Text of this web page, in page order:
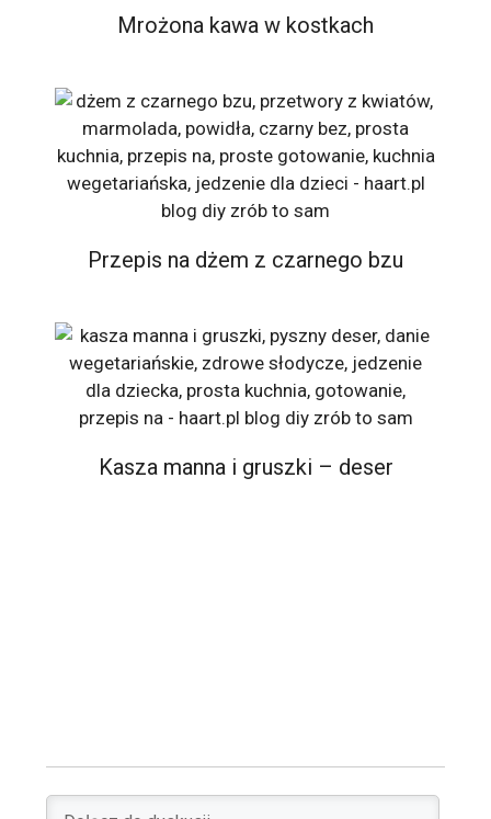
Mrożona kawa w kostkach
Przepis na dżem z czarnego bzu
Kasza manna i gruszki – deser